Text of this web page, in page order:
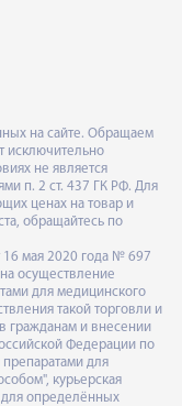
на сайте. Обращаем
исключительно
не является
п. 2 ст. 437 ГК РФ. Для
ценах на товар и
обращайтесь по
16 мая 2020 года № 697
осуществление
для медицинского
такой торговли и
гражданам и внесении
Федерации по
для
курьерская
для определённых